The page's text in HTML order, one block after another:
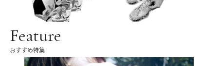
Feature
おすすめ特集